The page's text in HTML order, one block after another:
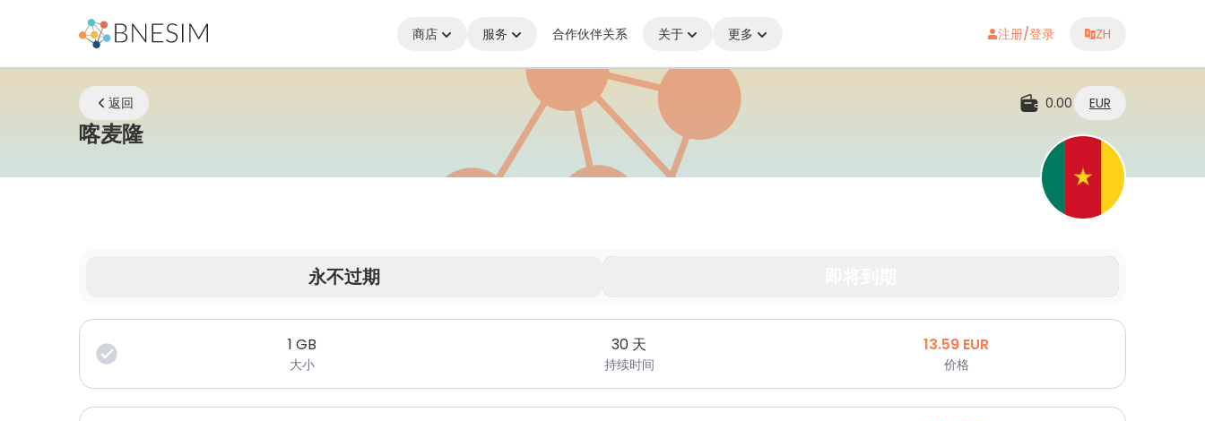
商店 服务 合作伙伴关系 关于 更多 注册/登录 ZH
返回 0.00 EUR
喀麦隆eSIM | 无论您身在何处，始终保持连接
永不过期
您的数据在有限时间内有效。
1 GB
大小
30 天
持续时间
13.59 EUR
价格